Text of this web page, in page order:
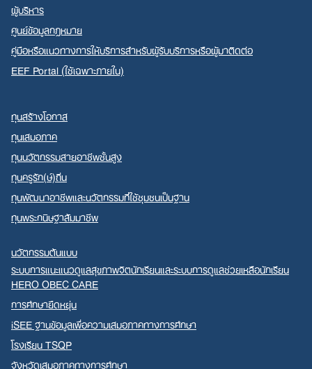
ผู้บริหาร
ศูนย์ข้อมูลกฎหมาย
คู่มือหรือแนวทางการให้บริการสำหรับผู้รับบริการหรือผู้มาติดต่อ
EEF Portal (ใช้เฉพาะภายใน)
ทุนสร้างโอกาส
ทุนเสมอภาค
ทุนนวัตกรรมสายอาชีพชั้นสูง
ทุนครูรัก(ษ์)ถิ่น
ทุนพัฒนาอาชีพและนวัตกรรมที่ใช้ชุมชนเป็นฐาน
ทุนพระกนิษฐาสัมมาชีพ
นวัตกรรมต้นแบบ
ระบบการแนะแนวดูแลสุขภาพจิตนักเรียนและระบบการดูแลช่วยเหลือนักเรียน
HERO OBEC CARE
การศึกษายืดหยุ่น
iSEE ฐานข้อมูลเพื่อความเสมอภาคทางการศึกษา
โรงเรียน TSQP
จังหวัดเสมอภาคทางการศึกษา